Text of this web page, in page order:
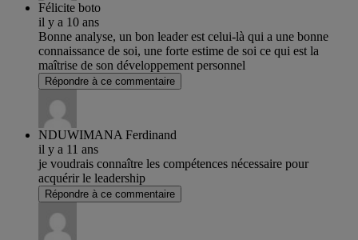
Félicite boto
il y a 10 ans
Bonne analyse, un bon leader est celui-là qui a une bonne
connaissance de soi, une forte estime de soi ce qui est la
maîtrise de son développement personnel
Répondre à ce commentaire
NDUWIMANA Ferdinand
il y a 11 ans
je voudrais connaître les compétences nécessaire pour
acquérir le leadership
Répondre à ce commentaire